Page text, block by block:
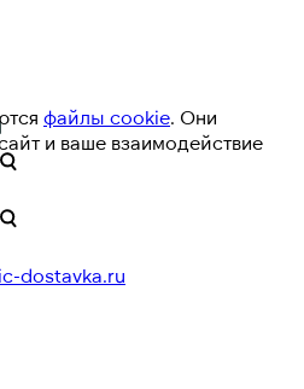
файлы cookie. Они
и ваше взаимодействие
dostavka.ru